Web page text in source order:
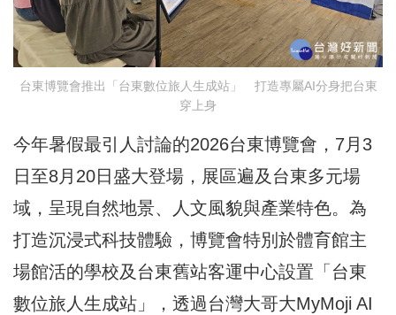
台東博覽會推出「台東數位旅人生成站」 打造專屬AI分身把台東
穿上身
今年暑假最引人討論的2026台東博覽會，7月3
日至8月20日盛大登場，展區遍及台東多元場
域，呈現自然地景、人文風貌與產業特色。為
打造沉浸式科技體驗，博覽會特別於體育館主
場館活的學校及台東舊站客運中心設置「台東
數位旅人生成站」，透過台灣大哥大MyMoji AI